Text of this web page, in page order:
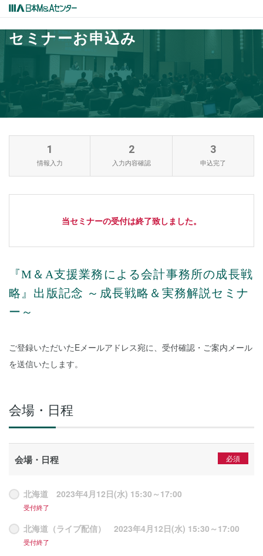
セミナーお申込み
1
情報入力
2
入力内容確認
3
申込完了
当セミナーの受付は終了致しました。
『M＆A支援業務による会計事務所の成長戦
略』出版記念 ～成長戦略＆実務解説セミナ
ー～
ご登録いただいたEメールアドレス宛に、受付確認・ご案内メール
を送信いたします。
会場・日程
会場・日程
北海道 2023年4月12日(水) 15:30～17:00
受付終了
北海道（ライブ配信） 2023年4月12日(水) 15:30～17:00
受付終了